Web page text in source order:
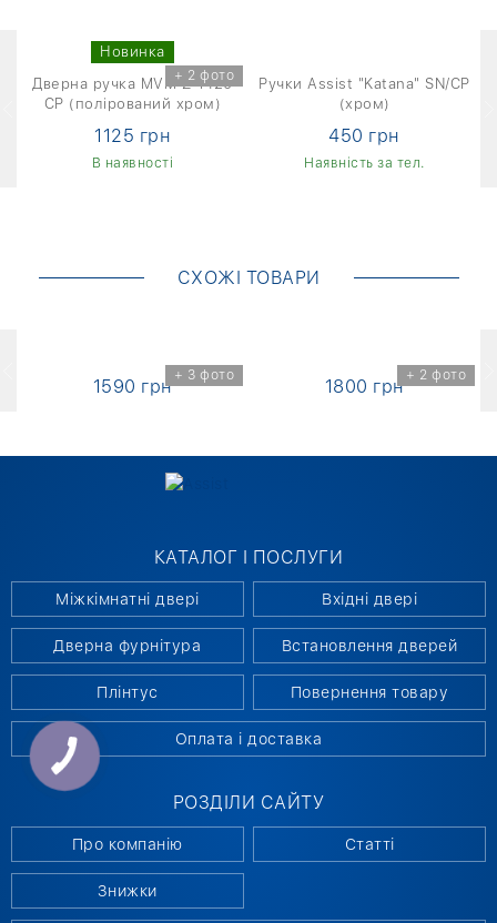
Новинка
+ 2 фото
Дверна ручка MVM Z-1420
CP (полірований хром)
1125 грн
В наявності
Ручки Assist "Katana" SN/CP
(хром)
450 грн
Наявність за тел.
СХОЖІ ТОВАРИ
+ 3 фото
1590 грн
+ 2 фото
1800 грн
КАТАЛОГ І ПОСЛУГИ
Міжкімнатні двері Вхідні двері
Дверна фурнітура Встановлення дверей
Плінтус Повернення товару
Оплата і доставка
РОЗДІЛИ САЙТУ
Про компанію Статті
Знижки